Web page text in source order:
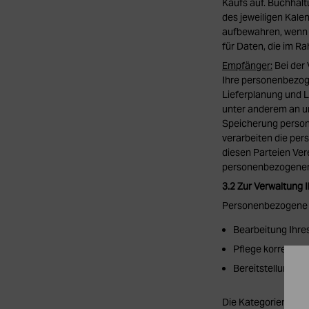
Kaufs auf.
des jeweiligen
aufbewahren,
für Daten, die im
Empfänger: Bei der
Ihre
Lieferplanung und
unter anderem an
Speicherung
verarbeiten die
diesen Parteien
3.2 Zur
Bearbeitung
Pflege korrekter
Bereitstellung
Die Kategorien der